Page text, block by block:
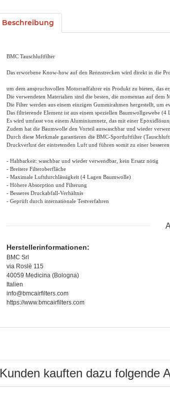
Beschreibung
BMC Tauschluftfilter
Das erworbene Know-how auf den Rennstrecken wird direkt in die
um dem anspruchsvollen Motorradfahrer ein Produkt zu bieten, das
Die verwendeten Materialien sind die besten, die momentan auf dem
Die Filter werden aus einem einzigen Gummirahmen hergestellt, um
Das filtrierende Element ist aus einem speziellen Baumwollgewebe
Es wird umfasst von einem Aluminiumnetz, das mit einer
Zudem hat die Baumwolle den Vorteil auswaschbar und wieder
Durch diese Merkmale garantieren die BMC-Sportluftfilter
Druckverlust der eintretenden Luft und führen somit zu einer
- Haltbarkeit: waschbar und wieder verwendbar, kein Ersatz nötig
- Breitere Filteroberfläche
- Maximale Luftdurchlässigkeit (4 Lagen Baumwolle)
- Höhere Absorption und Filterung
- Besseres Druckabfall-Verhältnis
- Geprüft durch internationale Testverfahren
Herstellerinformationen:
BMC Srl
via Roslè 115
40059 Medicina (Bologna)
Italien
info@bmcairfilters.com
https://www.bmcairfilters.com
Kunden kauften dazu folgende